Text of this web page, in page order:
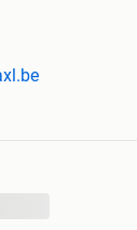
plezier: het